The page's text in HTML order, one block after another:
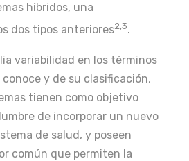
híbridos, una
dos tipos anteriores2,3.
variabilidad en los términos
conoce y de su clasificación,
tienen como objetivo
de incorporar un nuevo
de salud, y poseen
común que permiten la